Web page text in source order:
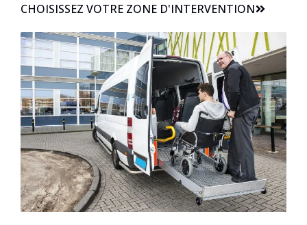
CHOISISSEZ VOTRE ZONE D'INTERVENTION